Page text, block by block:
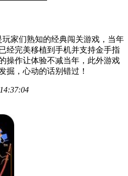
家们熟知的经典闯关游戏，当年
经完美移植到手机并支持金手指
操作让体验不减当年，此外游戏
掘，心动的话别错过！